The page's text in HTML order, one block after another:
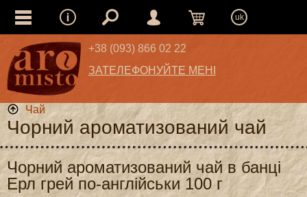
uk
+38 (093) 866 02 22
ЗАТЕЛЕФОНУЙТЕ МЕНІ
Чай
Чорний ароматизований чай
Чорний ароматизований чай в банці
Ерл грей по-англійськи 100 г